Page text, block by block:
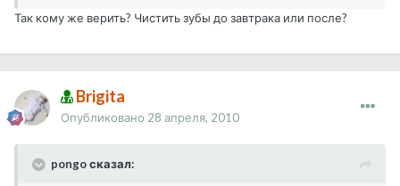
Так кому же верить? Чистить зубы до завтрака или после?
Brigita
Опубликовано 28 апреля, 2010
pongo сказал: